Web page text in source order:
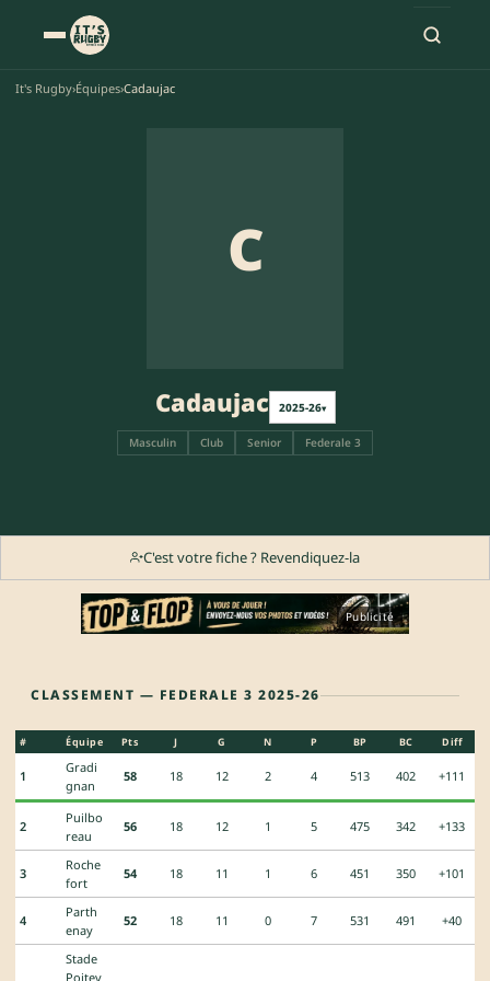
It's Rugby›Équipes›Cadaujac
C
Cadaujac 2025-26▾
Masculin Club Senior Federale 3
C'est votre fiche ? Revendiquez-la
Publicité
CLASSEMENT — FEDERALE 3 2025-26
# Équipe Pts J G N P BP BC Diff
1
Gradi
gnan
58 18 12 2 4 513 402 +111
2
Puilbo
reau
56 18 12 1 5 475 342 +133
3
Roche
fort
54 18 11 1 6 451 350 +101
4
Parth
enay
52 18 11 0 7 531 491 +40
Stade
Poitev